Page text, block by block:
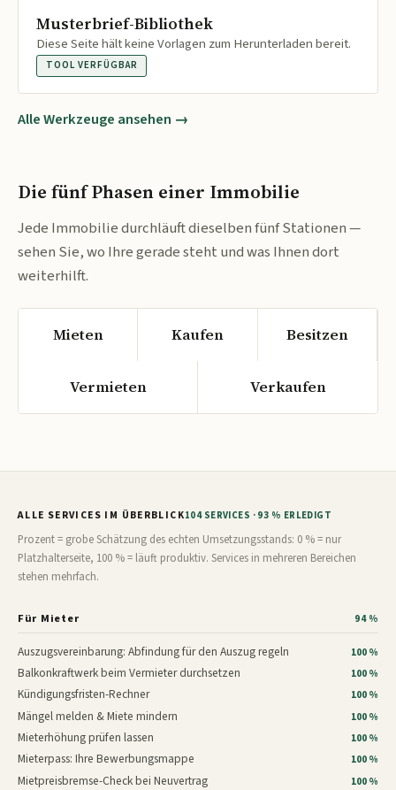
Musterbrief-Bibliothek
Diese Seite hält keine Vorlagen zum Herunterladen bereit.
TOOL VERFÜGBAR
Alle Werkzeuge ansehen →
Die fünf Phasen einer Immobilie
Jede Immobilie durchläuft dieselben fünf Stationen —
sehen Sie, wo Ihre gerade steht und was Ihnen dort
weiterhilft.
Mieten Kaufen Besitzen
Vermieten Verkaufen
ALLE SERVICES IM ÜBERBLICK104 SERVICES · 93 % ERLEDIGT
Prozent = grobe Schätzung des echten Umsetzungsstands: 0 % = nur
Platzhalterseite, 100 % = läuft produktiv. Services in mehreren Bereichen
stehen mehrfach.
Für Mieter 94 %
Auszugsvereinbarung: Abfindung für den Auszug regeln 100 %
Balkonkraftwerk beim Vermieter durchsetzen 100 %
Kündigungsfristen-Rechner 100 %
Mängel melden & Miete mindern 100 %
Mieterhöhung prüfen lassen 100 %
Mieterpass: Ihre Bewerbungsmappe 100 %
Mietpreisbremse-Check bei Neuvertrag 100 %